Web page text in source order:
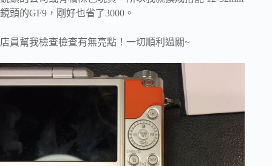
鏡頭的GF9，剛好也省了3000。
店員幫我檢查檢查有無亮點！一切順利過關~